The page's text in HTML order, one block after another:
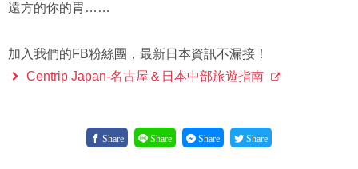
遠方的你的胃……
加入我們的FB粉絲團，最新日本資訊不漏接！
Centrip Japan-名古屋＆日本中部旅遊指南
Share Share Share Share